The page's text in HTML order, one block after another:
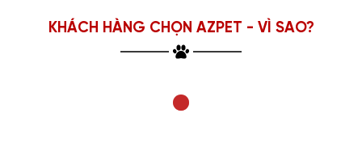
KHÁCH HÀNG CHỌN AZPET - VÌ SAO?